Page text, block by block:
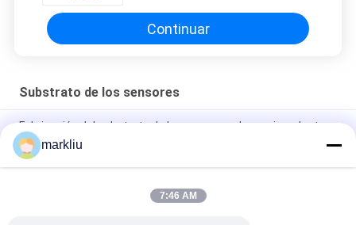
Continuar
Substrato de los sensores
Fabricación del substrato de los sensores de semiconductor
Sensores de la huella dactilar que empaquetan el apoyo de la
fabricación del substrato
Apoyo de la fabricación del substrato del substrato Cmos del
markliu
7:46 AM